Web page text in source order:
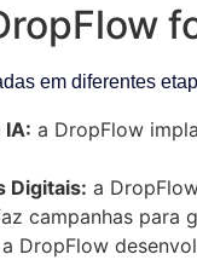
em diferentes
IA: a DropFlow
Digitais: a
campanhas para
a DropFlow